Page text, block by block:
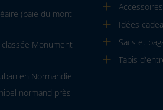
(baie du mont
classée Monument
en Normandie
normand près
Accessoires
Idées
Sacs et
Tapis